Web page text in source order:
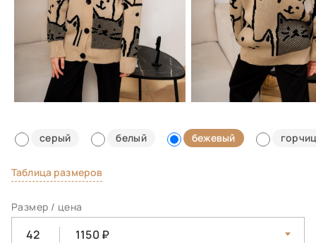
серый белый бежевый
Таблица размеров
Размер / цена
42 1150